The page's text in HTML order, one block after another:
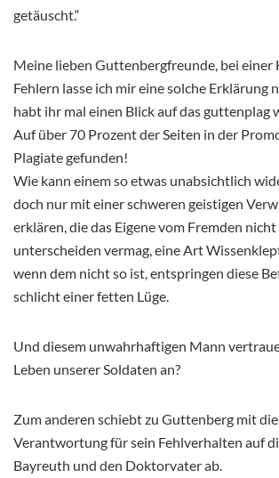
getäuscht.“
Meine lieben Guttenbergfreunde, bei einer
Fehlern lasse ich mir eine solche Erklärung
habt ihr mal einen Blick auf das guttenplag
Auf über 70 Prozent der Seiten in der
Plagiate gefunden!
Wie kann einem so etwas unabsichtlich
doch nur mit einer schweren geistigen
erklären, die das Eigene vom Fremden nicht
unterscheiden vermag, eine Art
wenn dem nicht so ist, entspringen diese
schlicht einer fetten Lüge.
Und diesem unwahrhaftigen Mann
Leben unserer Soldaten an?
Zum anderen schiebt zu Guttenberg mit
Verantwortung für sein Fehlverhalten auf
Bayreuth und den Doktorvater ab.